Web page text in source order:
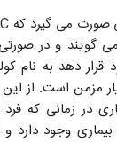
می گویند و در
قرار دهد به نام
مزمن است. از
در زمانی که
بیماری وجود